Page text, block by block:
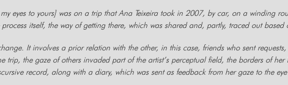
eyes to yours] was on a trip that Ana Teixeira took in 2007, by car, on a winding
itself, the way of getting there, which was shared and, partly, traced out based
It involves a prior relation with the other, in this case, friends who sent
trip, the gaze of others invaded part of the artist’s perceptual field, the borders of
record, along with a diary, which was sent as feedback from her gaze to the